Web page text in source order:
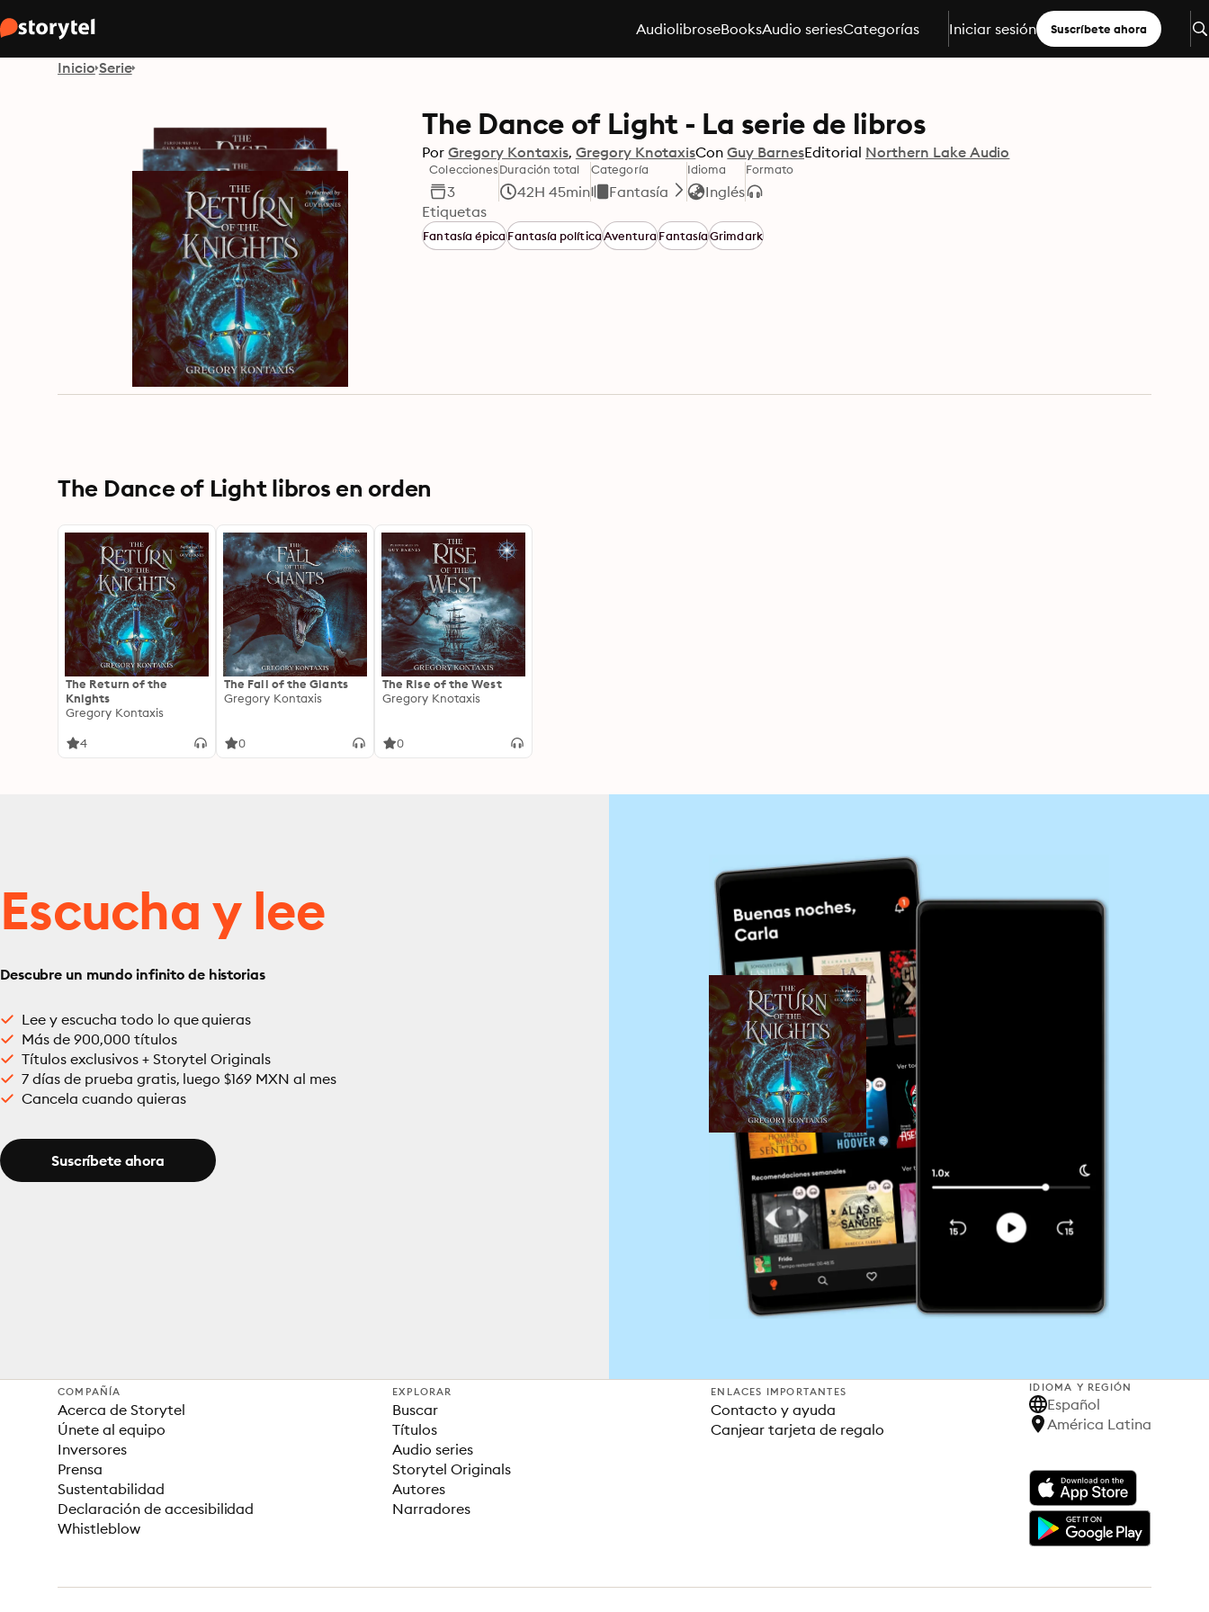
AudiolibroseBooksAudio seriesCategorías Iniciar sesión Suscríbete ahora
Inicio Serie
The Dance of Light - La serie de libros
Por Gregory Kontaxis Gregory KnotaxisCon Guy BarnesEditorial Northern Lake Audio
Colecciones
3
Duración total
42H 45min
Categoría
Fantasía
Idioma
Inglés
Formato
Etiquetas
Fantasía épicaFantasía políticaAventuraFantasíaGrimdark
The Dance of Light libros en orden
The Return of the
Knights
Gregory Kontaxis
4
The Fall of the Giants
Gregory Kontaxis
0
The Rise of the West
Gregory Knotaxis
0
Escucha y lee
Descubre un mundo infinito de historias
Lee y escucha todo lo que quieras
Más de 900,000 títulos
Títulos exclusivos + Storytel Originals
7 días de prueba gratis, luego $169 MXN al mes
Cancela cuando quieras
Suscríbete ahora
COMPAÑÍA
Acerca de Storytel
Únete al equipo
Inversores
Prensa
Sustentabilidad
Declaración de accesibilidad
Whistleblow
EXPLORAR
Buscar
Títulos
Audio series
Storytel Originals
Autores
Narradores
ENLACES IMPORTANTES
Contacto y ayuda
Canjear tarjeta de regalo
IDIOMA Y REGIÓN
Español
América Latina